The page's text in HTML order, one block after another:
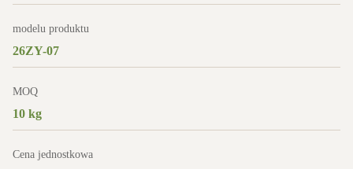
modelu produktu
26ZY-07
MOQ
10 kg
Cena jednostkowa